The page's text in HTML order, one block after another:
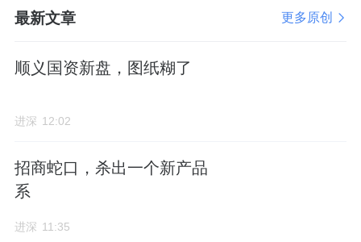
产品力方面也将有明显提升。
作者：徐迪
最新文章 更多原创
顺义国资新盘，图纸糊了
进深 12:02
招商蛇口，杀出一个新产品
系
进深 11:35